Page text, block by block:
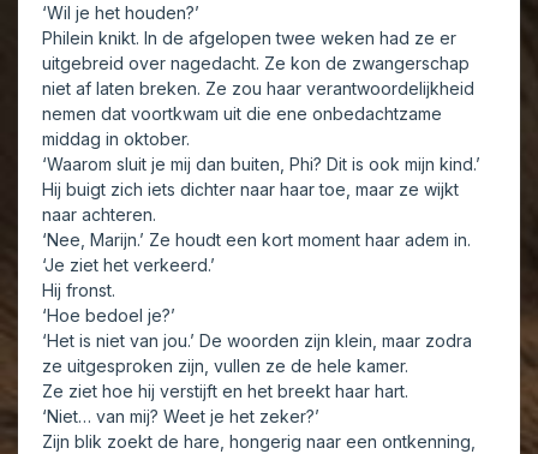
‘Wil je het houden?’
Philein knikt. In de afgelopen twee weken had ze er
uitgebreid over nagedacht. Ze kon de zwangerschap
niet af laten breken. Ze zou haar verantwoordelijkheid
nemen dat voortkwam uit die ene onbedachtzame
middag in oktober.
‘Waarom sluit je mij dan buiten, Phi? Dit is ook mijn kind.’
Hij buigt zich iets dichter naar haar toe, maar ze wijkt
naar achteren.
‘Nee, Marijn.’ Ze houdt een kort moment haar adem in.
‘Je ziet het verkeerd.’
Hij fronst.
‘Hoe bedoel je?’
‘Het is niet van jou.’ De woorden zijn klein, maar zodra
ze uitgesproken zijn, vullen ze de hele kamer.
Ze ziet hoe hij verstijft en het breekt haar hart.
‘Niet… van mij? Weet je het zeker?’
Zijn blik zoekt de hare, hongerig naar een ontkenning,